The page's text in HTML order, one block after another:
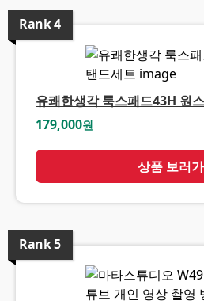
Rank4
유쾌한생각 룩스패드43H 원
179,000원
상품 보러
Rank5